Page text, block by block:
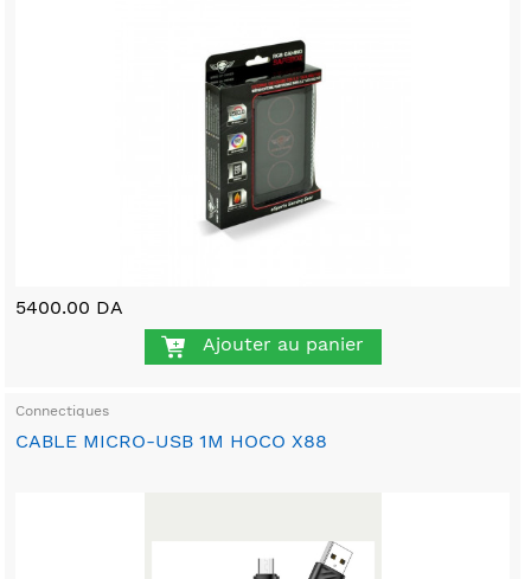
5400.00 DA
Ajouter au panier
Connectiques
CABLE MICRO-USB 1M HOCO X88